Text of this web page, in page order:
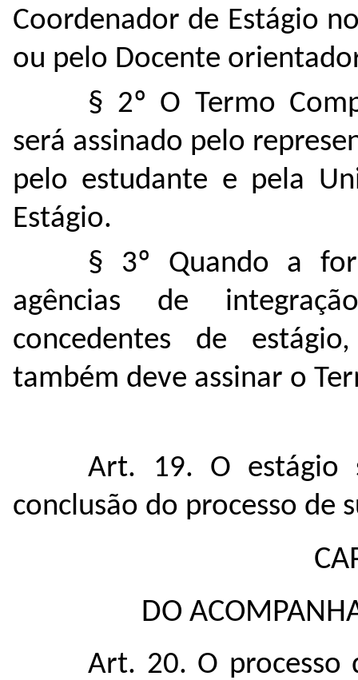
Coordenador de Estágio
ou pelo Docente
§ 2º O Termo
será assinado pelo
pelo estudante e pela
Estágio.
§ 3º Quando a
agências de
concedentes de
também deve assinar o
Art. 19. O estágio
conclusão do processo de
DO
Art. 20. O processo